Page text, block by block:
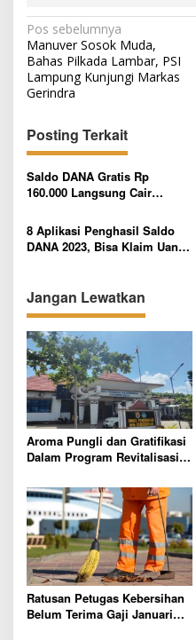
N
a
v
i
g
a
s
i
p
o
Pos sebelumnya
Manuver Sosok Muda,
Bahas Pilkada Lambar, PSI
Lampung Kunjungi Markas
Gerindra
Posting Terkait
Saldo DANA Gratis Rp
160.000 Langsung Cair
3 Langkah Ini
8 Aplikasi Penghasil Saldo
DANA 2023, Bisa Klaim Uang
Jangan Lewatkan
Aroma Pungli dan Gratifikasi
Dalam Program Revitalisasi
Ratusan Petugas Kebersihan
Belum Terima Gaji Januari